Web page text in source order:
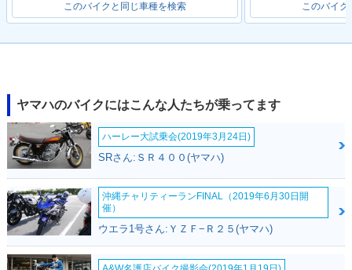
このバイクと同じ車種を検索 このバイク
ヤマハのバイクにはこんな人たちが乗ってます
ハーレー大試乗会(2019年3月24日)
SRさん:ＳＲ４００(ヤマハ)
沖縄チャリティーランFINAL（2019年6月30日開
催）
ウエラ1号さん:ＹＺＦ−Ｒ２５(ヤマハ)